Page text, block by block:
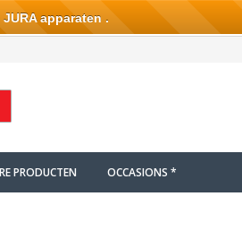
PRODUCTEN OCCASIONS *
apparaten .